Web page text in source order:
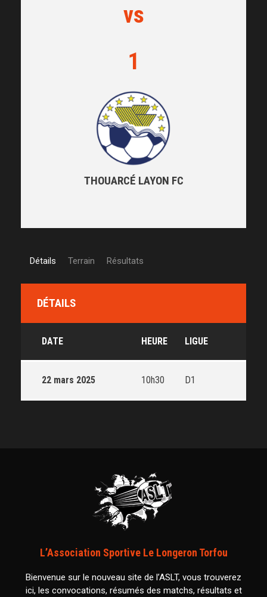
vs
1
THOUARCÉ LAYON FC
Détails Terrain Résultats
DÉTAILS
DATE HEURE LIGUE
22 mars 2025 10h30 D1
L’Association Sportive Le Longeron Torfou
Bienvenue sur le nouveau site de l’ASLT, vous trouverez
ici, les convocations, résumés des matchs, résultats et